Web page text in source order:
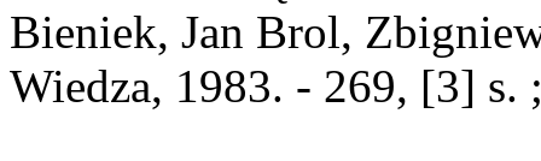
Bieniek, Jan Brol,
Wiedza, 1983. - 269, [3] s.